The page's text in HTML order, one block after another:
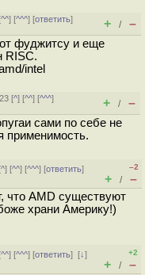
^^] [^^^] [ответить]
+ / –
фуджитсу и еще
RISC.
intel
[^] [^^] [^^^]
+ / –
сами по себе не
применимость.
^] [^^] [^^^] [ответить]
–2
+ / –
что AMD существуют
храни Америку!)
^^] [^^^] [ответить][↓]
+2
+ / –